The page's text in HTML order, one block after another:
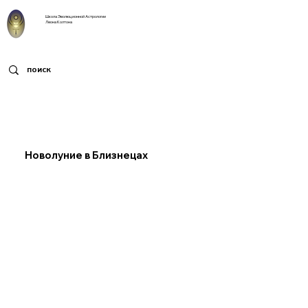
Школа Эволюционной Астрологии
Леона Колтона
Новолуние в Близнецах